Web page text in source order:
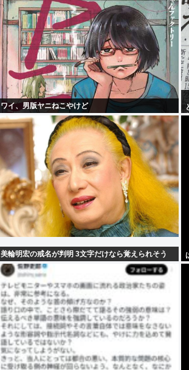
ワイ、男版ヤニねこやけど
美輪明宏の戒名が判明 3文字だけなら覚えられそう